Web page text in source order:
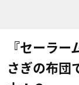
『セーラー
さぎの布団